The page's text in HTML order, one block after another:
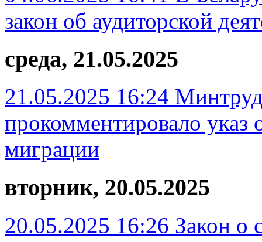
закон об аудиторской
среда, 21.05.2025
21.05.2025 16:24
прокомментировало указ
миграции
вторник, 20.05.2025
20.05.2025 16:26 Закон о